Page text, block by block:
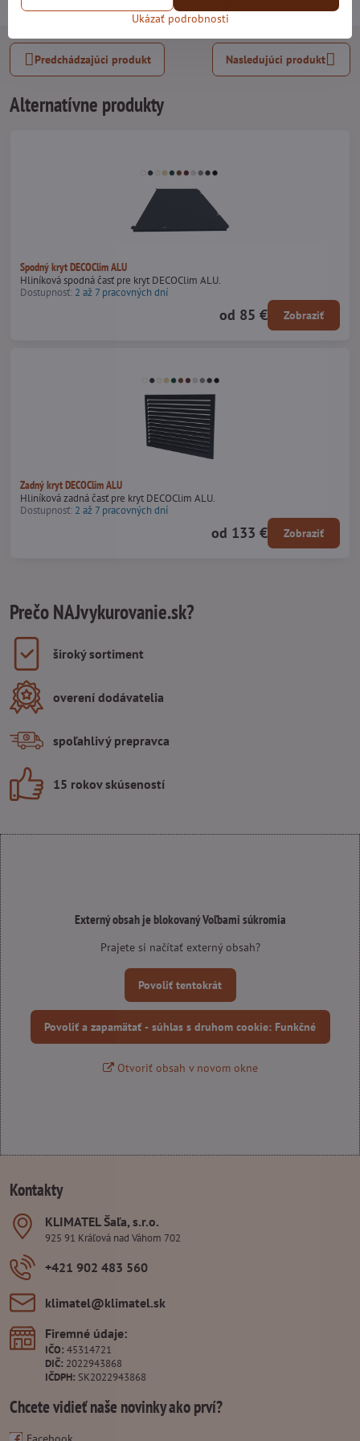
Predchádzajúci produkt Nasledujúci produkt
Alternatívne produkty
Spodný kryt DECOClim ALU
Hliníková spodná časť pre kryt DECOClim ALU.
Dostupnosť: 2 až 7 pracovných dní
od 85 € Zobraziť
Zadný kryt DECOClim ALU
Hliníková zadná časť pre kryt DECOClim ALU.
Dostupnosť: 2 až 7 pracovných dní
od 133 € Zobraziť
Prečo NAJvykurovanie.sk?
široký sortiment
overení dodávatelia
spoľahlivý prepravca
15 rokov skúseností
Externý obsah je blokovaný Voľbami súkromia
Prajete si načítať externý obsah?
Povoliť tentokrát
Povoliť a zapamätať - súhlas s druhom cookie: Funkčné
Otvoriť obsah v novom okne
Kontakty
KLIMATEL Šaľa, s​.r​.o​.
925 91 Kráľová nad Váhom 702
+421 902 483 560
klimatel​@klimatel​.sk
Firemné údaje:
IČO: 45314721
DIČ: 2022943868
IČDPH: SK2022943868
Chcete vidieť naše novinky ako prví?
Ukázať podrobnosti